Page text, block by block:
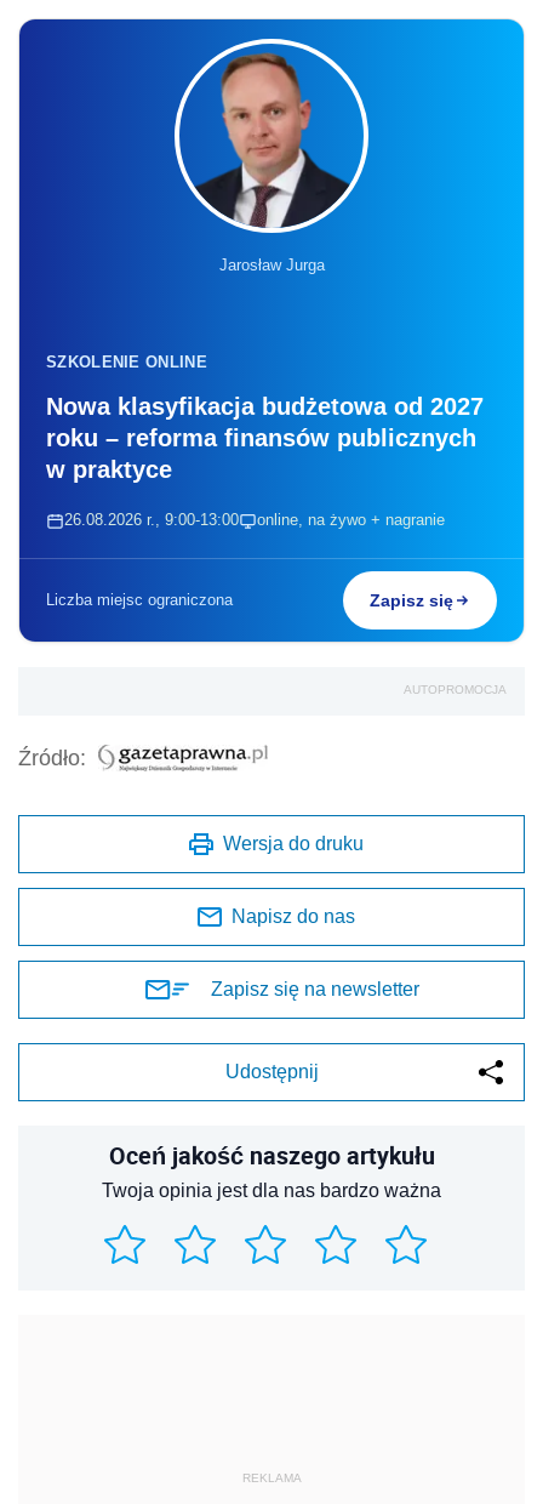
Jarosław Jurga
SZKOLENIE ONLINE
Nowa klasyfikacja budżetowa od 2027
roku – reforma finansów publicznych
w praktyce
26.08.2026 r., 9:00-13:00 online, na żywo + nagranie
Liczba miejsc ograniczona Zapisz się
AUTOPROMOCJA
Źródło:
Wersja do druku
Napisz do nas
Zapisz się na newsletter
Udostępnij
Oceń jakość naszego artykułu
Twoja opinia jest dla nas bardzo ważna
REKLAMA